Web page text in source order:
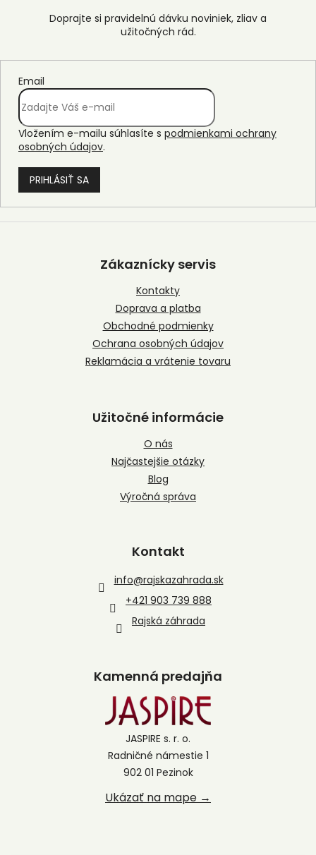
Email
Vložením e-mailu súhlasíte s podmienkami ochrany
osobných údajov.
PRIHLÁSIŤ SA
Z
Zákaznícky servis
Kontakty
Doprava a platba
Obchodné podmienky
Ochrana osobných údajov
Reklamácia a vrátenie tovaru
Užitočné informácie
O nás
Najčastejšie otázky
Blog
Výročná správa
Kontakt
info@rajskazahrada.sk
+421 903 739 888
Rajská záhrada
Kamenná predajňa
JASPIRE s. r. o.
Radničné námestie 1
902 01 Pezinok
Ukázať na mape →